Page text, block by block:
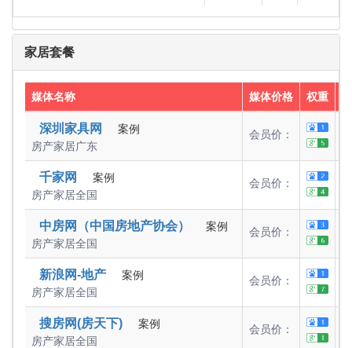
家居套餐
媒体名称 媒体价格 权重
深圳家具网
案例
房产家居广东
会员价：
千家网
案例
房产家居全国
会员价：
中房网（中国房地产协会）
案例
房产家居全国
会员价：
新浪网-地产
案例
房产家居全国
会员价：
搜房网(房天下)
案例
房产家居全国
会员价：